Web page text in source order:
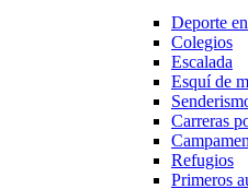
Deporte
Colegios
Escalada
Esquí de
Carreras
Refugios
Primeros